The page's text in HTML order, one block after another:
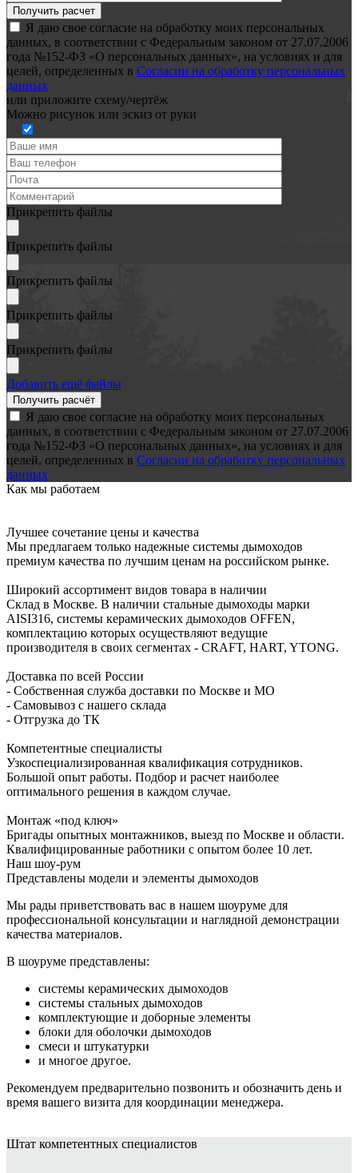
Я даю свое согласие на обработку моих персональных
данных, в соответствии с Федеральным законом от 27.07.2006
года №152-ФЗ «О персональных данных», на условиях и для
целей, определенных в Согласии на обработку персональных
данных
или приложите схему/чертёж
Можно рисунок или эскиз от руки
Прикрепить файлы
Прикрепить файлы
Прикрепить файлы
Прикрепить файлы
Прикрепить файлы
Добавить ещё файлы
Я даю свое согласие на обработку моих персональных
данных, в соответствии с Федеральным законом от 27.07.2006
года №152-ФЗ «О персональных данных», на условиях и для
целей, определенных в Согласии на обработку персональных
данных
Как мы работаем
Лучшее сочетание цены и качества
Мы предлагаем только надежные системы дымоходов
премиум качества по лучшим ценам на российском рынке.
Широкий ассортимент видов товара в наличии
Склад в Москве. В наличии стальные дымоходы марки
AISI316, системы керамических дымоходов OFFEN,
комплектацию которых осуществляют ведущие
производителя в своих сегментах - CRAFT, HART, YTONG.
Доставка по всей России
- Собственная служба доставки по Москве и МО
- Самовывоз с нашего склада
- Отгрузка до ТК
Компетентные специалисты
Узкоспециализированная квалификация сотрудников.
Большой опыт работы. Подбор и расчет наиболее
оптимального решения в каждом случае.
Монтаж «под ключ»
Бригады опытных монтажников, выезд по Москве и области.
Квалифицированные работники с опытом более 10 лет.
Наш шоу-рум
Представлены модели и элементы дымоходов
Мы рады приветствовать вас в нашем шоуруме для
профессиональной консультации и наглядной демонстрации
качества материалов.
В шоуруме представлены:
системы керамических дымоходов
системы стальных дымоходов
комплектующие и доборные элементы
блоки для оболочки дымоходов
смеси и штукатурки
и многое другое.
Рекомендуем предварительно позвонить и обозначить день и
время вашего визита для координации менеджера.
Штат компетентных специалистов